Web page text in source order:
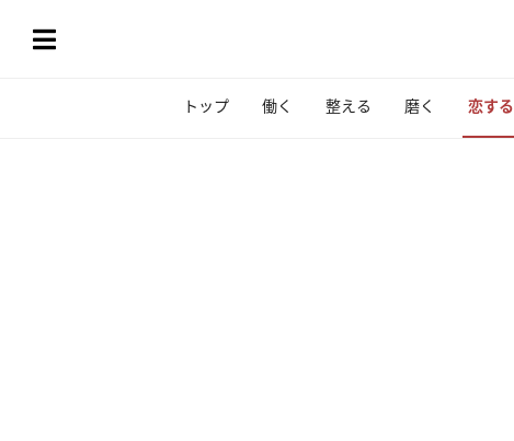
トップ 働く 整える 磨く 恋する